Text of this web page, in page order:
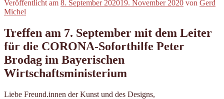
Veröffentlicht am 8. September 202019. November 2020 von Gerd
Michel
Treffen am 7. September mit dem Leiter
für die CORONA-Soforthilfe Peter
Brodag im Bayerischen
Wirtschaftsministerium
Liebe Freund.innen der Kunst und des Designs,